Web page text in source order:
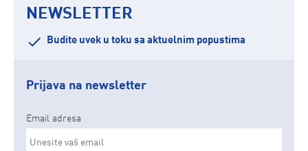
NEWSLETTER
Budite uvek u toku sa aktuelnim popustima
Prijava na newsletter
Email adresa